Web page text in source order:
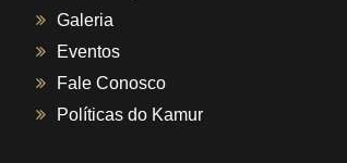
Galeria
Eventos
Fale Conosco
Políticas do Kamur